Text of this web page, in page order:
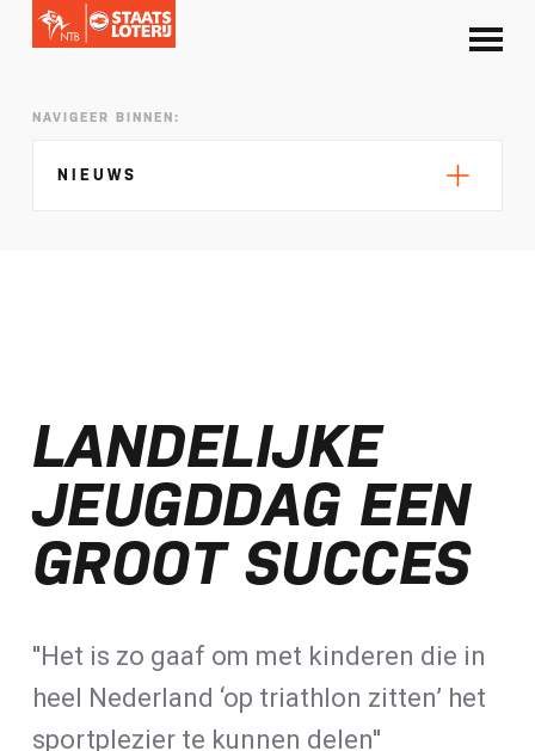
NAVIGEER BINNEN:
NIEUWS
Selectie EK lange afstand Almere bekend
Kalenders T50 en T100 World Championship
Tour 2027 bekend
NTB ontvangt bijdrage van Nederlandse
Loterij​
LANDELIJKE
JEUGDDAG EEN
GROOT SUCCES
''Het is zo gaaf om met kinderen die in
heel Nederland ‘op triathlon zitten’ het
sportplezier te kunnen delen''